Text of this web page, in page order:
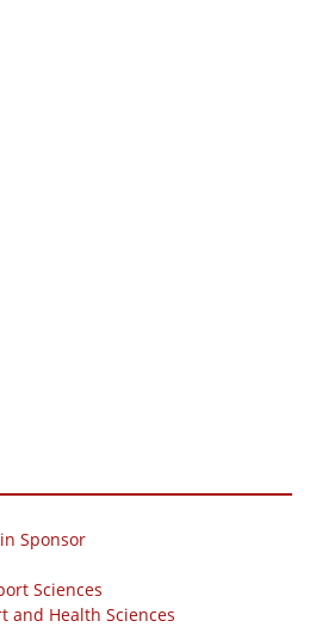
Sponsor
Sciences
and Health Sciences